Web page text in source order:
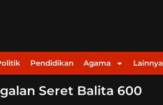
Pendidikan Agama Lainnya
Seret Balita 600